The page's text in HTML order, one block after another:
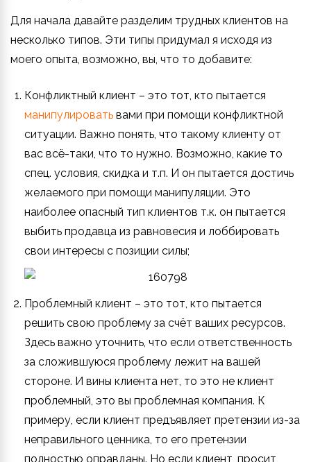
Для начала давайте разделим трудных клиентов на
несколько типов. Эти типы придумал я исходя из
моего опыта, возможно, вы, что то добавите:
Конфликтный клиент – это тот, кто пытается
манипулировать вами при помощи конфликтной
ситуации. Важно понять, что такому клиенту от
вас всё-таки, что то нужно. Возможно, какие то
спец. условия, скидка и т.п. И он пытается достичь
желаемого при помощи манипуляции. Это
наиболее опасный тип клиентов т.к. он пытается
выбить продавца из равновесия и лоббировать
свои интересы с позиции силы;
Проблемный клиент – это тот, кто пытается
решить свою проблему за счёт ваших ресурсов.
Здесь важно уточнить, что если ответственность
за сложившуюся проблему лежит на вашей
стороне. И вины клиента нет, то это не клиент
проблемный, это вы проблемная компания. К
примеру, если клиент предъявляет претензии из-за
неправильного ценника, то его претензии
полностью оправданы. Но если клиент, просит